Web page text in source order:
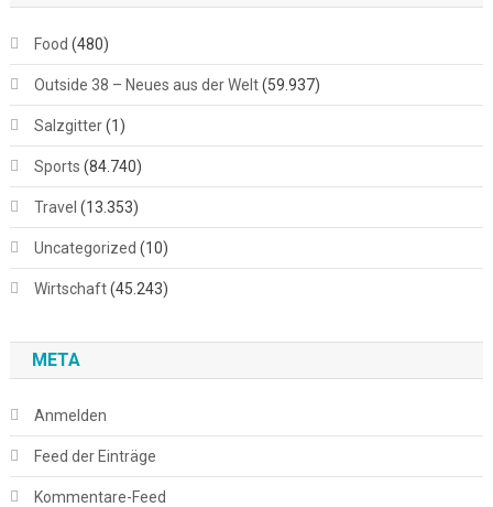
Food (480)
Outside 38 – Neues aus der Welt(59.937)
Salzgitter(1)
Sports (84.740)
Travel (13.353)
Uncategorized (10)
Wirtschaft(45.243)
META
Anmelden
Feed der Einträge
Kommentare-Feed